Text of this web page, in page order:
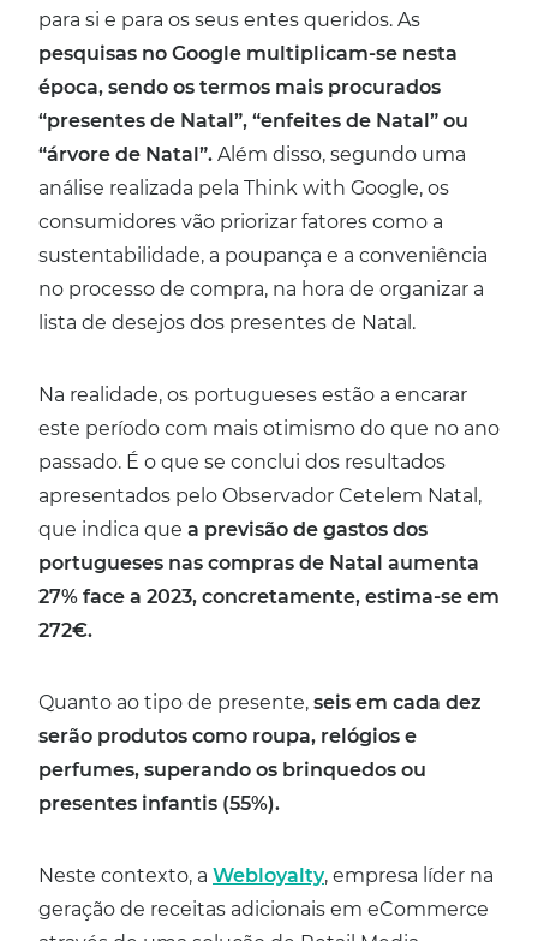
para si e para os seus entes queridos. As
pesquisas no Google multiplicam-se nesta
época, sendo os termos mais procurados
“presentes de Natal”, “enfeites de Natal” ou
“árvore de Natal”. Além disso, segundo uma
análise realizada pela Think with Google, os
consumidores vão priorizar fatores como a
sustentabilidade, a poupança e a conveniência
no processo de compra, na hora de organizar a
lista de desejos dos presentes de Natal.
Na realidade, os portugueses estão a encarar
este período com mais otimismo do que no ano
passado. É o que se conclui dos resultados
apresentados pelo Observador Cetelem Natal,
que indica que a previsão de gastos dos
portugueses nas compras de Natal aumenta
27% face a 2023, concretamente, estima-se em
272€.
Quanto ao tipo de presente, seis em cada dez
serão produtos como roupa, relógios e
perfumes, superando os brinquedos ou
presentes infantis (55%).
Neste contexto, a Webloyalty, empresa líder na
geração de receitas adicionais em eCommerce